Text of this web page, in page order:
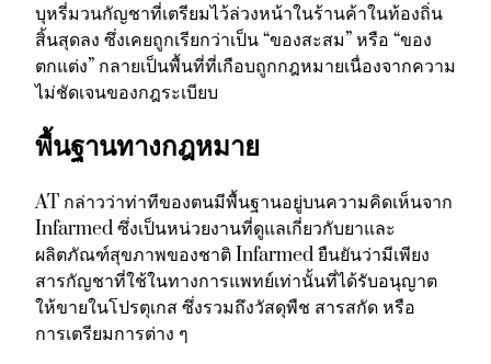
บุหรี่มวนกัญชาที่เตรียมไว้ล่วงหน้าในร้านค้าในท้องถิ่น
สิ้นสุดลง ซึ่งเคยถูกเรียกว่าเป็น “ของสะสม” หรือ “ของ
ตกแต่ง” กลายเป็นพื้นที่ที่เกือบถูกกฎหมายเนื่องจากความ
ไม่ชัดเจนของกฎระเบียบ
พื้นฐานทางกฎหมาย
AT กล่าวว่าท่าทีของตนมีพื้นฐานอยู่บนความคิดเห็นจาก
Infarmed ซึ่งเป็นหน่วยงานที่ดูแลเกี่ยวกับยาและ
ผลิตภัณฑ์สุขภาพของชาติ Infarmed ยืนยันว่ามีเพียง
สารกัญชาที่ใช้ในทางการแพทย์เท่านั้นที่ได้รับอนุญาต
ให้ขายในโปรตุเกส ซึ่งรวมถึงวัสดุพืช สารสกัด หรือ
การเตรียมการต่าง ๆ